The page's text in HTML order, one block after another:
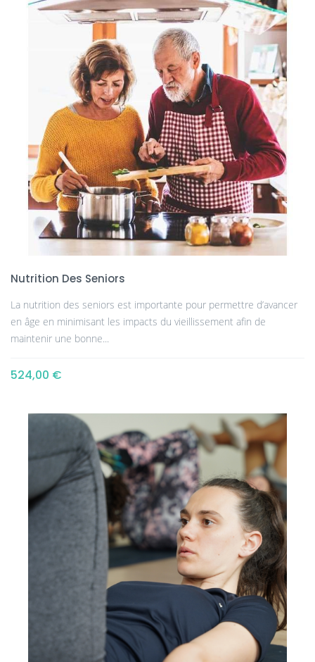
Nutrition Des Seniors
La nutrition des seniors est importante pour permettre d’avancer
en âge en minimisant les impacts du vieillissement afin de
maintenir une bonne...
524,00 €